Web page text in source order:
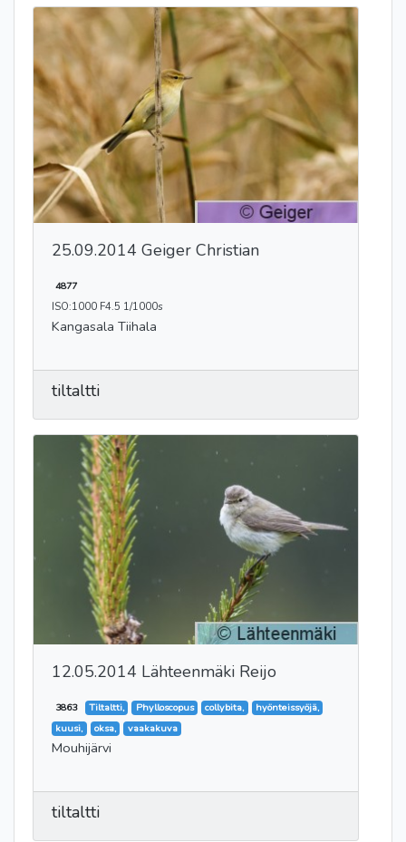
25.09.2014 Geiger Christian
4877
ISO:1000 F4.5 1/1000s
Kangasala Tiihala
tiltaltti
12.05.2014 Lähteenmäki Reijo
3863 Tiltaltti, Phylloscopus collybita,
hyönteissyöjä,
kuusi,
oksa, vaakakuva
Mouhijärvi
tiltaltti